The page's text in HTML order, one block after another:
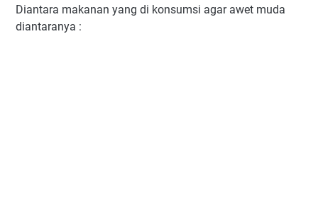
Diantara makanan yang di konsumsi agar awet muda
diantaranya :